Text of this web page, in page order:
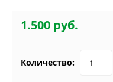
1.500 руб.
Количество: